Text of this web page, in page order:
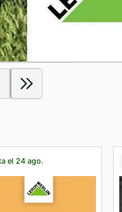
el 24 ago.